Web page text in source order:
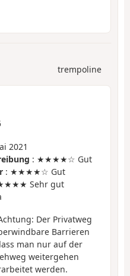
trempoline
2021
: ★★★★☆ Gut
: ★★★★☆ Gut
Sehr gut
Der Privatweg
Barrieren
man nur auf der
weitergehen
werden.